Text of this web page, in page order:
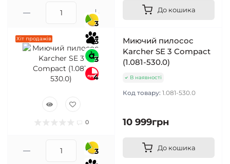
До кошика
Хіт продажів
3
3
3
4
0
Миючий пилосос
Karcher SE 3 Compact
(1.081-530.0)
В наявності
Код товару: 1.081-530.0
10 999грн
До кошика
3